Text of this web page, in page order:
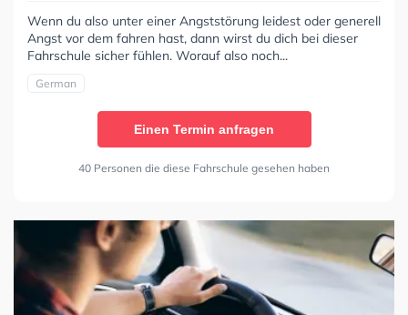
Wenn du also unter einer Angststörung leidest oder generell
Angst vor dem fahren hast, dann wirst du dich bei dieser
Fahrschule sicher fühlen. Worauf also noch...
German
Einen Termin anfragen
40 Personen die diese Fahrschule gesehen haben